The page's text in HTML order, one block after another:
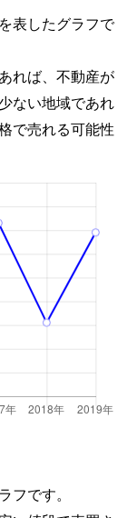
表したグラフで
れば、不動産が
ない地域であれ
で売れる可能性
です。